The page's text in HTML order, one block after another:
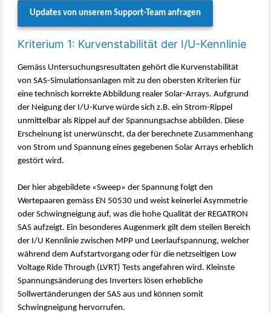
Updates von unserem Support-Team anfragen
Kriterium 1: Kurvenstabilität der I/U-Kennlinie
Gemäss Untersuchungsresultaten gehört die Kurvenstabilität
von SAS-Simulationsanlagen mit zu den obersten Kriterien für
eine technisch korrekte Abbildung realer Solar-Arrays. Aufgrund
der Neigung der I/U-Kurve würde sich z.B. ein Strom-Rippel
unmittelbar als Rippel auf der Spannungsachse abbilden. Diese
Erscheinung ist unerwünscht, da der berechnete Zusammenhang
von Strom und Spannung eines gegebenen Solar Arrays erheblich
gestört wird.
Der hier abgebildete «Sweep» der Spannung folgt den
Wertepaaren gemäss EN 50530 und weist keinerlei Asymmetrie
oder Schwingneigung auf, was die hohe Qualität der REGATRON
SAS aufzeigt. Ein besonderes Augenmerk gilt dem steilen Bereich
der I/U Kennlinie zwischen MPP und Leerlaufspannung, welcher
während dem Aufstartvorgang oder für die netzseitigen Low
Voltage Ride Through (LVRT) Tests angefahren wird. Kleinste
Spannungsänderung des Inverters lösen erhebliche
Sollwertänderungen der SAS aus und können somit
Schwingneigung hervorrufen.